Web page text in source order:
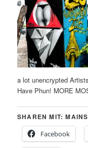
a lot unencrypted
Have Phun! MORE
SHAREN MIT:
Facebook